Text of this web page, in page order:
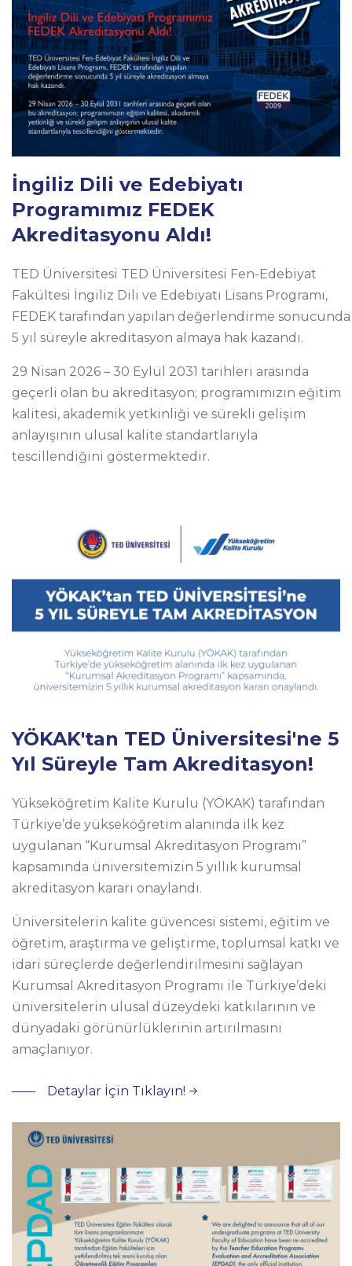
İngiliz Dili ve Edebiyatı
Programımız FEDEK
Akreditasyonu Aldı!
TED Üniversitesi TED Üniversitesi Fen-Edebiyat
Fakültesi İngiliz Dili ve Edebiyatı Lisans Programı,
FEDEK tarafından yapılan değerlendirme sonucunda
5 yıl süreyle akreditasyon almaya hak kazandı.
29 Nisan 2026 – 30 Eylül 2031 tarihleri arasında
geçerli olan bu akreditasyon; programımızın eğitim
kalitesi, akademik yetkinliği ve sürekli gelişim
anlayışının ulusal kalite standartlarıyla
tescillendiğini göstermektedir.
YÖKAK'tan TED Üniversitesi'ne 5
Yıl Süreyle Tam Akreditasyon!
Yükseköğretim Kalite Kurulu (YÖKAK) tarafından
Türkiye’de yükseköğretim alanında ilk kez
uygulanan “Kurumsal Akreditasyon Programı”
kapsamında üniversitemizin 5 yıllık kurumsal
akreditasyon kararı onaylandı.
Üniversitelerin kalite güvencesi sistemi, eğitim ve
öğretim, araştırma ve geliştirme, toplumsal katkı ve
idari süreçlerde değerlendirilmesini sağlayan
Kurumsal Akreditasyon Programı ile Türkiye’deki
üniversitelerin ulusal düzeydeki katkılarının ve
dünyadaki görünürlüklerinin artırılmasını
amaçlanıyor.
Detaylar İçin Tıklayın!